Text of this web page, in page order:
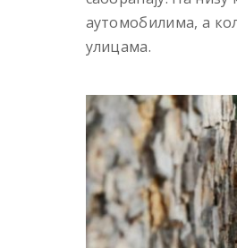
аутомобилима, а
улицама.